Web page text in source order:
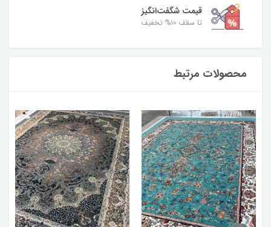
قیمت شگفت‌انگیز
تا سقف ۱۰% تخفیف
محصولات مرتبط